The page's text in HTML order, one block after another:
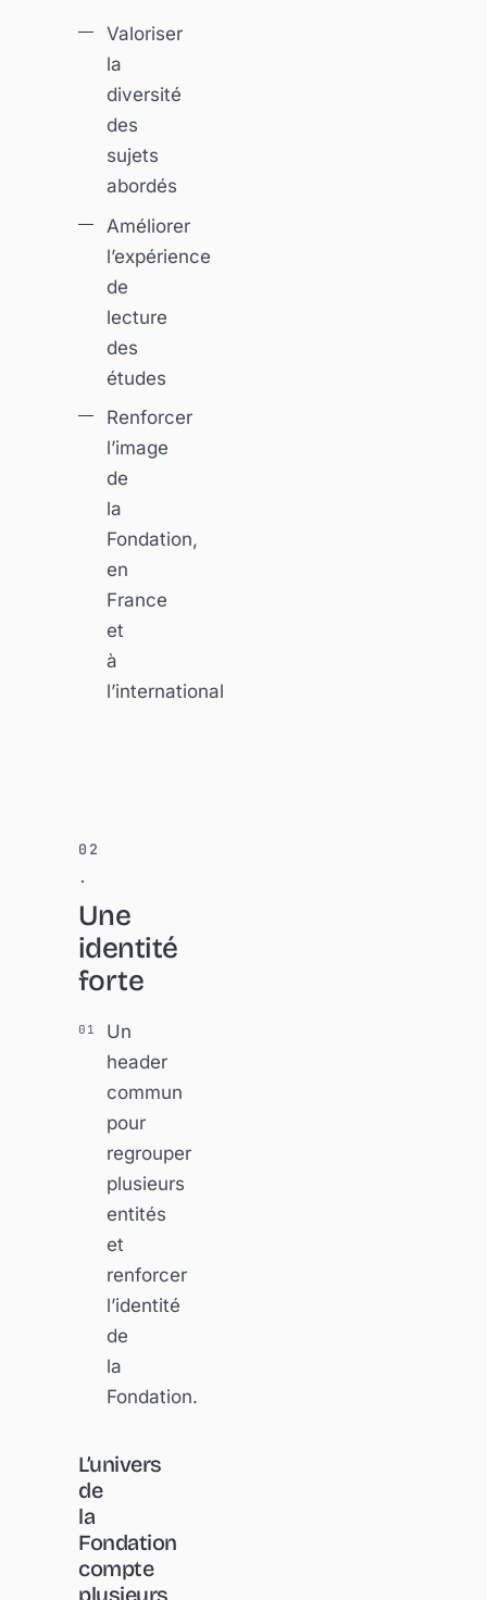
Valoriser
la
diversité
des
sujets
abordés
Améliorer
l’expérience
de
lecture
des
études
Renforcer
l’image
de
la
Fondation,
en
France
et
à
l’international
Une
identité
forte
Un
header
commun
pour
regrouper
plusieurs
entités
et
renforcer
l’identité
de
la
Fondation.
L’univers
de
la
Fondation
compte